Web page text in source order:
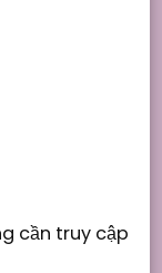
cần truy cập